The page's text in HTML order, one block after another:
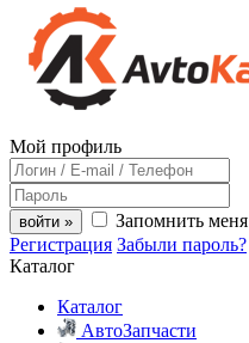
Мой профиль
войти »
Запомнить меня
Регистрация Забыли пароль?
Каталог
Каталог
АвтоЗапчасти